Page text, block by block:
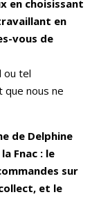
en choisissant
en
vous de
ou tel
que nous ne
de Delphine
Fnac : le
sur
et le